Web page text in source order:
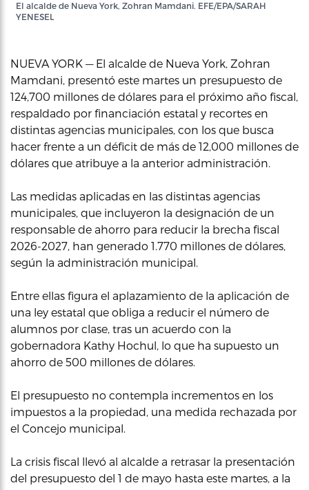
El alcalde de Nueva York, Zohran Mamdani. EFE/EPA/SARAH
YENESEL
NUEVA YORK — El alcalde de Nueva York, Zohran
Mamdani, presentó este martes un presupuesto de
124,700 millones de dólares para el próximo año fiscal,
respaldado por financiación estatal y recortes en
distintas agencias municipales, con los que busca
hacer frente a un déficit de más de 12,000 millones de
dólares que atribuye a la anterior administración.
Las medidas aplicadas en las distintas agencias
municipales, que incluyeron la designación de un
responsable de ahorro para reducir la brecha fiscal
2026-2027, han generado 1.770 millones de dólares,
según la administración municipal.
Entre ellas figura el aplazamiento de la aplicación de
una ley estatal que obliga a reducir el número de
alumnos por clase, tras un acuerdo con la
gobernadora Kathy Hochul, lo que ha supuesto un
ahorro de 500 millones de dólares.
El presupuesto no contempla incrementos en los
impuestos a la propiedad, una medida rechazada por
el Concejo municipal.
La crisis fiscal llevó al alcalde a retrasar la presentación
del presupuesto del 1 de mayo hasta este martes, a la